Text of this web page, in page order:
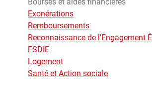
Bourses et aides financières
Exonérations
Remboursements
Reconnaissance de l'Engagement
FSDIE
Logement
Santé et Action sociale